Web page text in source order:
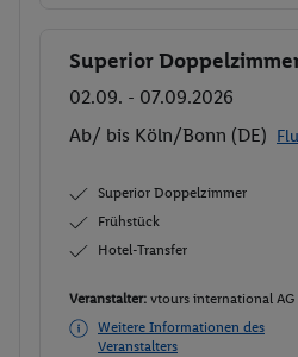
Buchen
Superior
02.09. - 07.09.2026
Ab/ bis Köln/Bonn (DE)
Superior Doppelzimmer
Frühstück
Hotel-Transfer
Veranstalter: vtours international AG
Weitere Informationen des
Veranstalters